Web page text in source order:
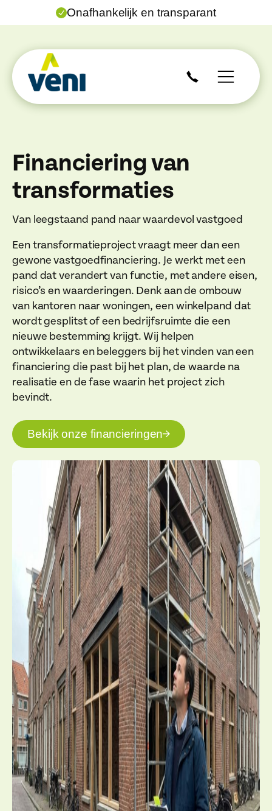
Onafhankelijk en transparant
Financiering van
transformaties
Van leegstaand pand naar waardevol vastgoed
Een transformatieproject vraagt meer dan een
gewone vastgoedfinanciering. Je werkt met een
pand dat verandert van functie, met andere eisen,
risico’s en waarderingen. Denk aan de ombouw
van kantoren naar woningen, een winkelpand dat
wordt gesplitst of een bedrijfsruimte die een
nieuwe bestemming krijgt. Wij helpen
ontwikkelaars en beleggers bij het vinden van een
financiering die past bij het plan, de waarde na
realisatie en de fase waarin het project zich
bevindt.
Bekijk onze financieringen